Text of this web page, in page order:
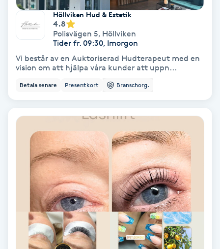
Laserbehandling
Lashlift Keratin
LED-ljusterapi
LPG-behandling
LPG-massage
Luggklippning
Höllviken Hud & Estetik
4.8
Polisvägen 5, Höllviken
Tider fr. 09:30, Imorgon
Vi består av en Auktoriserad Hudterapeut med en
vision om att hjälpa våra kunder att uppn...
Betala senare Presentkort Branschorg.